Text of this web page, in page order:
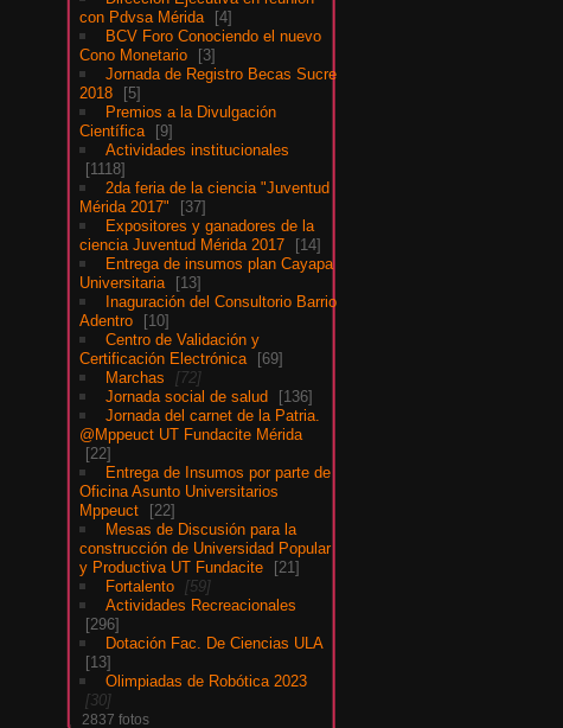
con Pdvsa Mérida
4
BCV Foro Conociendo el nuevo
Cono Monetario
3
Jornada de Registro Becas Sucre
2018
5
Premios a la Divulgación
Científica
9
Actividades institucionales
1118
2da feria de la ciencia "Juventud
Mérida 2017"
37
Expositores y ganadores de la
ciencia Juventud Mérida 2017
14
Entrega de insumos plan Cayapa
Universitaria
13
Inaguración del Consultorio Barrio
Adentro
10
Centro de Validación y
Certificación Electrónica
69
Marchas
72
Jornada social de salud
136
Jornada del carnet de la Patria.
@Mppeuct UT Fundacite Mérida
22
Entrega de Insumos por parte de
Oficina Asunto Universitarios
Mppeuct
22
Mesas de Discusión para la
construcción de Universidad Popular
y Productiva UT Fundacite
21
Fortalento
59
Actividades Recreacionales
296
Dotación Fac. De Ciencias ULA
13
Olimpiadas de Robótica 2023
30
2837 fotos